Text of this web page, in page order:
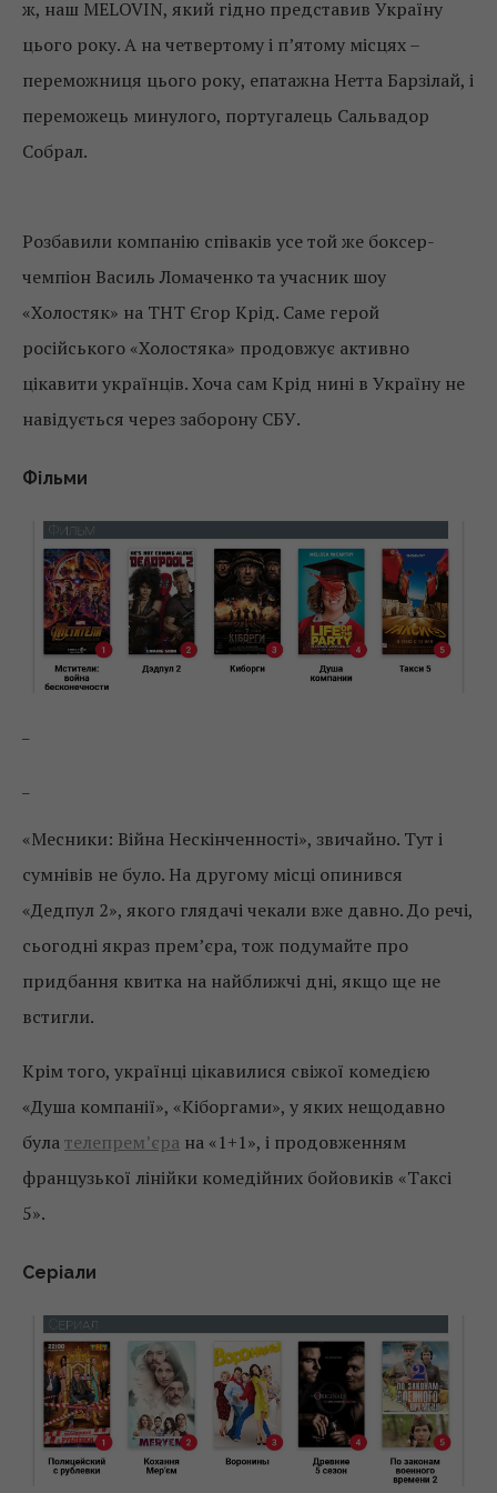
ж, наш MELOVIN, який гідно представив Україну
цього року. А на четвертому і п’ятому місцях –
переможниця цього року, епатажна Нетта Барзілай, і
переможець минулого, португалець Сальвадор
Собрал.
Розбавили компанію співаків усе той же боксер-
чемпіон Василь Ломаченко та учасник шоу
«Холостяк» на ТНТ Єгор Крід. Саме герой
російського «Холостяка» продовжує активно
цікавити українців. Хоча сам Крід нині в Україну не
навідується через заборону СБУ.
Фільми
«Месники: Війна Нескінченності», звичайно. Тут і
сумнівів не було. На другому місці опинився
«Дедпул 2», якого глядачі чекали вже давно. До речі,
сьогодні якраз прем’єра, тож подумайте про
придбання квитка на найближчі дні, якщо ще не
встигли.
Крім того, українці цікавилися свіжої комедією
«Душа компанії», «Кіборгами», у яких нещодавно
булателепрем’єра на «1+1», і продовженням
французької лінійки комедійних бойовиків «Таксі
5».
Серіали